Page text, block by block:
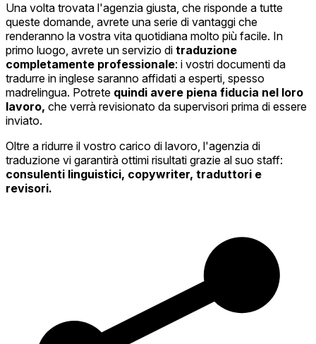
Una volta trovata l'agenzia giusta, che risponde a tutte
queste domande, avrete una serie di vantaggi che
renderanno la vostra vita quotidiana molto più facile. In
primo luogo, avrete un servizio di traduzione
completamente professionale: i vostri documenti da
tradurre in inglese saranno affidati a esperti, spesso
madrelingua. Potrete quindi avere piena fiducia nel loro
lavoro, che verrà revisionato da supervisori prima di essere
inviato.
Oltre a ridurre il vostro carico di lavoro, l'agenzia di
traduzione vi garantirà ottimi risultati grazie al suo staff:
consulenti linguistici, copywriter, traduttori e
revisori.